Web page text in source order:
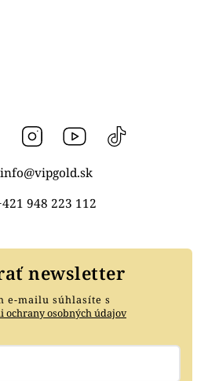
vipgoldsk Instagram YouTube
info@vipgold.sk
948 223 112
newsletter
e-mailu súhlasíte s
ochrany osobných údajov